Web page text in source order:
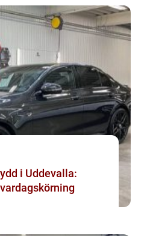
i Uddevalla: